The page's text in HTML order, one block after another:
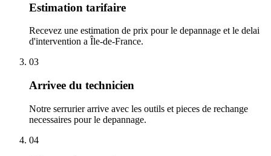
Estimation tarifaire
Recevez une estimation de prix pour le depannage et le delai
d'intervention a Île-de-France.
03
Arrivee du technicien
Notre serrurier arrive avec les outils et pieces de rechange
necessaires pour le depannage.
04